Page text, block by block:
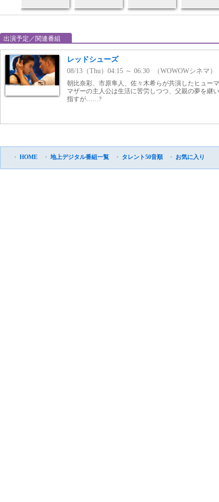
出演予定／関連番組
レッドシューズ
08/13（Thu）04:15 ～ 06:30 （WOWOWシネマ）
朝比奈彩、市原隼人、佐々木希らが共演したヒュー
マザーの主人公は生活に苦労しつつ、父親の夢を継
指すが……?
・ HOME ・ 地上デジタル番組一覧 ・ タレント50音順 ・ お気に入り